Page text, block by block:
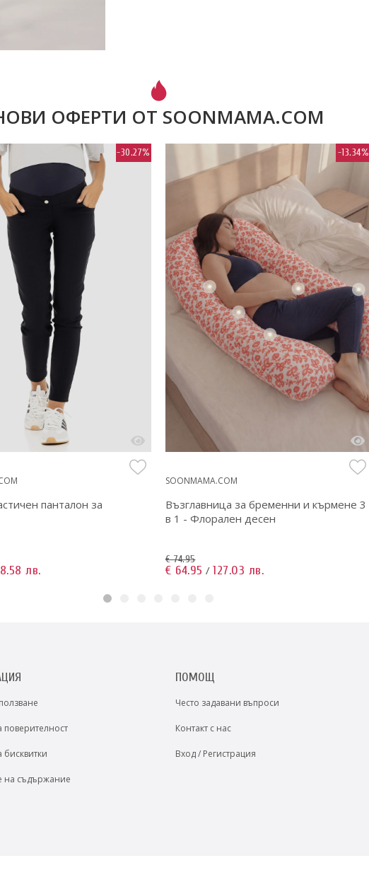
ОФЕРТИ ОТ SOONMAMA.COM
-30.27%
панталон за
лв.
-13.34%
SOONMAMA.COM
Възглавница за бременни и кърмене 3
в 1 - Флорален десен
€ 74.95
€ 64.95 / 127.03 лв.
поверителност
бисквитки
на съдържание
ПОМОЩ
Често задавани въпроси
Контакт с нас
Вход / Регистрация